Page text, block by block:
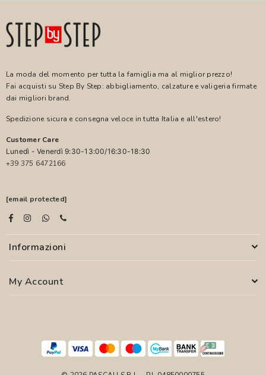
La moda del momento per tutta la famiglia ma al miglior prezzo!
Fai acquisti su Step By Step: abbigliamento, calzature e valigeria firmate
dai migliori brand.
Spedizione sicura e consegna veloce in tutta Italia e all'estero!
Customer Care
Lunedì - Venerdì 9:30-13:00/16:30-18:30
+39 375 6472166
[email protected]
Informazioni
My Account